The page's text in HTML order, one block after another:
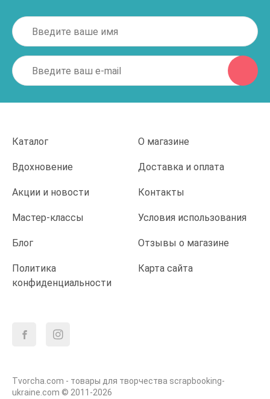
Каталог О магазине
Вдохновение Доставка и оплата
Акции и новости Контакты
Мастер-классы Условия использования
Блог Отзывы о магазине
Политика
конфиденциальности
Карта сайта
Tvorcha.com - товары для творчества scrapbooking-
ukraine.com © 2011-2026